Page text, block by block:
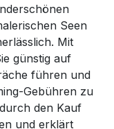
Seen
Mit
günstig auf
führen und
Gebühren zu
den Kauf
und erklärt